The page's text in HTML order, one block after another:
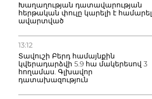
Խաղաղության դատավարության
հերթական փուլը կարելի է համարել
ավարտված
13:12
Տավուշի Բերդ համայնքին
կվերադարձվի 5.9 հա մակերեսով 3
հողամաս. Գլխավոր
դատախազություն